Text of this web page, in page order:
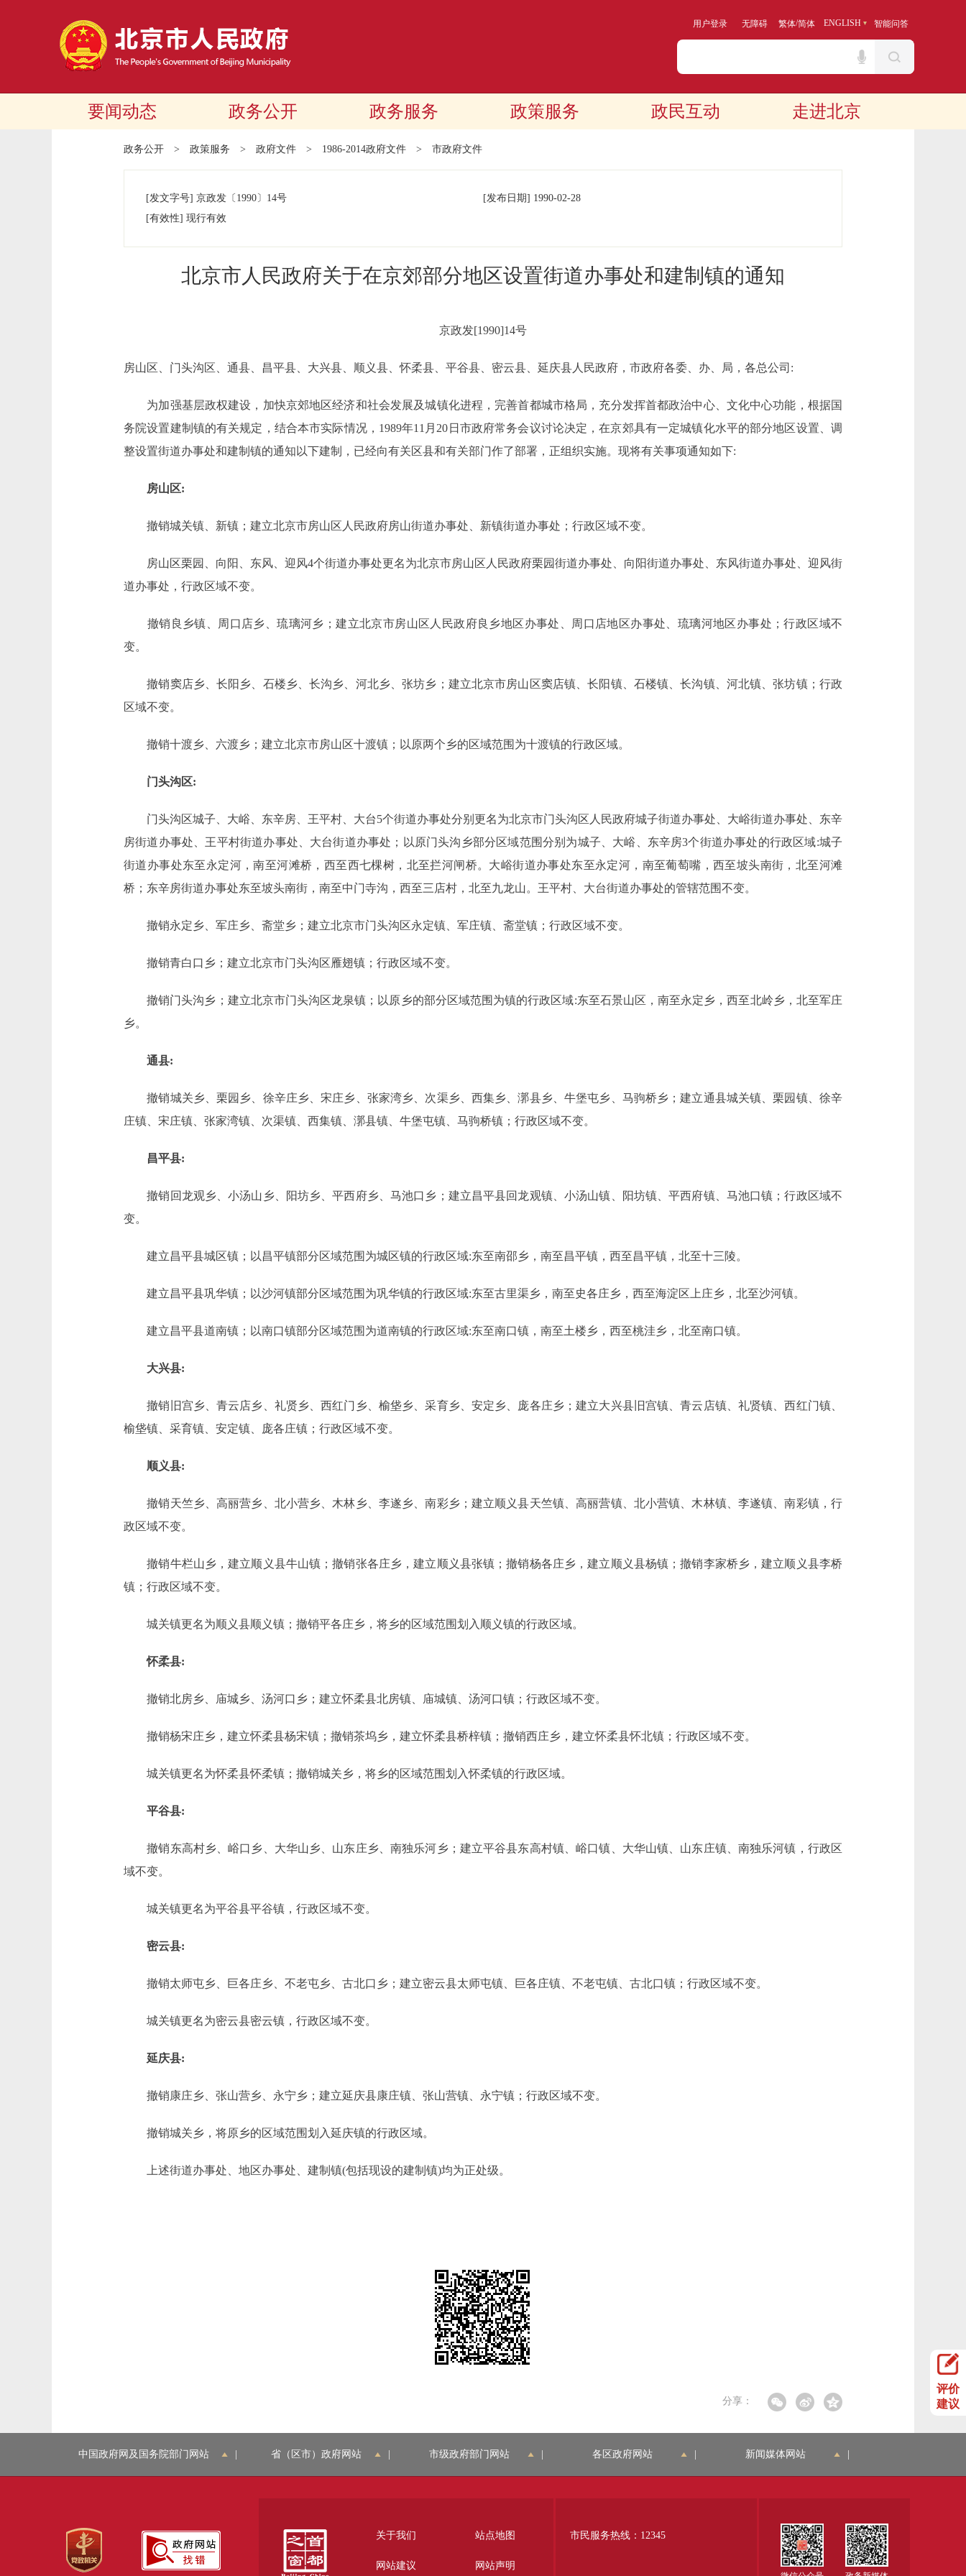
用户登录 无障碍 繁体/简体 ENGLISH 智能问答
要闻动态 政务公开 政务服务 政策服务 政民互动 走进北京
政务公开 > 政策服务 > 政府文件 > 1986-2014政府文件 > 市政府文件
[发文字号] 京政发 〔1990〕 14号 [发布日期] 1990-02-28
[有效性] 现行有效
北京市人民政府关于在京郊部分地区设置街道办事处和建制镇的通知
京政发[1990]14号
房山区、门头沟区、通县、昌平县、大兴县、顺义县、怀柔县、平谷县、密云县、延庆县人民政府，市政府各委、办、局，各总公司:
为加强基层政权建设，加快京郊地区经济和社会发展及城镇化进程，完善首都城市格局，充分发挥首都政治中心、文化中心功能，根据国
务院设置建制镇的有关规定，结合本市实际情况，1989年11月20日市政府常务会议讨论决定，在京郊具有一定城镇化水平的部分地区设置、调
整设置街道办事处和建制镇的通知以下建制，已经向有关区县和有关部门作了部署，正组织实施。现将有关事项通知如下:
房山区:
撤销城关镇、新镇；建立北京市房山区人民政府房山街道办事处、新镇街道办事处；行政区域不变。
房山区栗园、向阳、东风、迎风4个街道办事处更名为北京市房山区人民政府栗园街道办事处、向阳街道办事处、东风街道办事处、迎风街
道办事处，行政区域不变。
撤销良乡镇、周口店乡、琉璃河乡；建立北京市房山区人民政府良乡地区办事处、周口店地区办事处、琉璃河地区办事处；行政区域不
变。
撤销窦店乡、长阳乡、石楼乡、长沟乡、河北乡、张坊乡；建立北京市房山区窦店镇、长阳镇、石楼镇、长沟镇、河北镇、张坊镇；行政
区域不变。
撤销十渡乡、六渡乡；建立北京市房山区十渡镇；以原两个乡的区域范围为十渡镇的行政区域。
门头沟区:
门头沟区城子、大峪、东辛房、王平村、大台5个街道办事处分别更名为北京市门头沟区人民政府城子街道办事处、大峪街道办事处、东辛
房街道办事处、王平村街道办事处、大台街道办事处；以原门头沟乡部分区域范围分别为城子、大峪、东辛房3个街道办事处的行政区域:城子
街道办事处东至永定河，南至河滩桥，西至西七棵树，北至拦河闸桥。大峪街道办事处东至永定河，南至葡萄嘴，西至坡头南街，北至河滩
桥；东辛房街道办事处东至坡头南街，南至中门寺沟，西至三店村，北至九龙山。王平村、大台街道办事处的管辖范围不变。
撤销永定乡、军庄乡、斋堂乡；建立北京市门头沟区永定镇、军庄镇、斋堂镇；行政区域不变。
撤销青白口乡；建立北京市门头沟区雁翅镇；行政区域不变。
撤销门头沟乡；建立北京市门头沟区龙泉镇；以原乡的部分区域范围为镇的行政区域:东至石景山区，南至永定乡，西至北岭乡，北至军庄
乡。
通县:
撤销城关乡、栗园乡、徐辛庄乡、宋庄乡、张家湾乡、次渠乡、西集乡、漷县乡、牛堡屯乡、马驹桥乡；建立通县城关镇、栗园镇、徐辛
庄镇、宋庄镇、张家湾镇、次渠镇、西集镇、漷县镇、牛堡屯镇、马驹桥镇；行政区域不变。
昌平县:
撤销回龙观乡、小汤山乡、阳坊乡、平西府乡、马池口乡；建立昌平县回龙观镇、小汤山镇、阳坊镇、平西府镇、马池口镇；行政区域不
变。
建立昌平县城区镇；以昌平镇部分区域范围为城区镇的行政区域:东至南邵乡，南至昌平镇，西至昌平镇，北至十三陵。
建立昌平县巩华镇；以沙河镇部分区域范围为巩华镇的行政区域:东至古里渠乡，南至史各庄乡，西至海淀区上庄乡，北至沙河镇。
建立昌平县道南镇；以南口镇部分区域范围为道南镇的行政区域:东至南口镇，南至土楼乡，西至桃洼乡，北至南口镇。
大兴县:
撤销旧宫乡、青云店乡、礼贤乡、西红门乡、榆垡乡、采育乡、安定乡、庞各庄乡；建立大兴县旧宫镇、青云店镇、礼贤镇、西红门镇、
榆垡镇、采育镇、安定镇、庞各庄镇；行政区域不变。
顺义县:
撤销天竺乡、高丽营乡、北小营乡、木林乡、李遂乡、南彩乡；建立顺义县天竺镇、高丽营镇、北小营镇、木林镇、李遂镇、南彩镇，行
政区域不变。
撤销牛栏山乡，建立顺义县牛山镇；撤销张各庄乡，建立顺义县张镇；撤销杨各庄乡，建立顺义县杨镇；撤销李家桥乡，建立顺义县李桥
镇；行政区域不变。
城关镇更名为顺义县顺义镇；撤销平各庄乡，将乡的区域范围划入顺义镇的行政区域。
怀柔县:
撤销北房乡、庙城乡、汤河口乡；建立怀柔县北房镇、庙城镇、汤河口镇；行政区域不变。
撤销杨宋庄乡，建立怀柔县杨宋镇；撤销茶坞乡，建立怀柔县桥梓镇；撤销西庄乡，建立怀柔县怀北镇；行政区域不变。
城关镇更名为怀柔县怀柔镇；撤销城关乡，将乡的区域范围划入怀柔镇的行政区域。
平谷县:
撤销东高村乡、峪口乡、大华山乡、山东庄乡、南独乐河乡；建立平谷县东高村镇、峪口镇、大华山镇、山东庄镇、南独乐河镇，行政区
域不变。
城关镇更名为平谷县平谷镇，行政区域不变。
密云县:
撤销太师屯乡、巨各庄乡、不老屯乡、古北口乡；建立密云县太师屯镇、巨各庄镇、不老屯镇、古北口镇；行政区域不变。
城关镇更名为密云县密云镇，行政区域不变。
延庆县:
撤销康庄乡、张山营乡、永宁乡；建立延庆县康庄镇、张山营镇、永宁镇；行政区域不变。
撤销城关乡，将原乡的区域范围划入延庆镇的行政区域。
上述街道办事处、地区办事处、建制镇(包括现设的建制镇)均为正处级。
分享：
评价
建议
中国政府网及国务院部门网站 省（区市）政府网站 市级政府部门网站 各区政府网站 新闻媒体网站
关于我们 站点地图
网站建议 网站声明
市民服务热线：12345